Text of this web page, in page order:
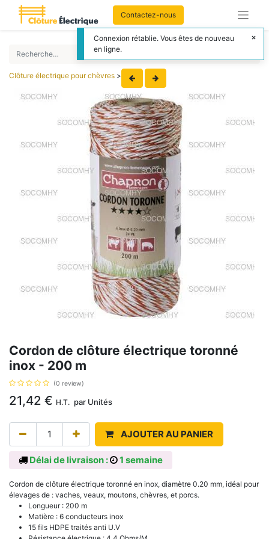
Contactez-nous
Clôture électrique pour chèvres >
Cordon de clôture électrique toronné
inox - 200 m
(0 review)
21,42 € H.T. par Unités
AJOUTER AU PANIER
Délai de livraison : 1 semaine
Cordon de clôture électrique toronné en inox, diamètre 0.20 mm, idéal pour
élevages de : vaches, veaux, moutons, chèvres, et porcs.
Longueur : 200 m
Matière : 6 conducteurs inox
15 fils HDPE traités anti U.V
Connexion rétablie. Vous êtes de nouveau
en ligne.